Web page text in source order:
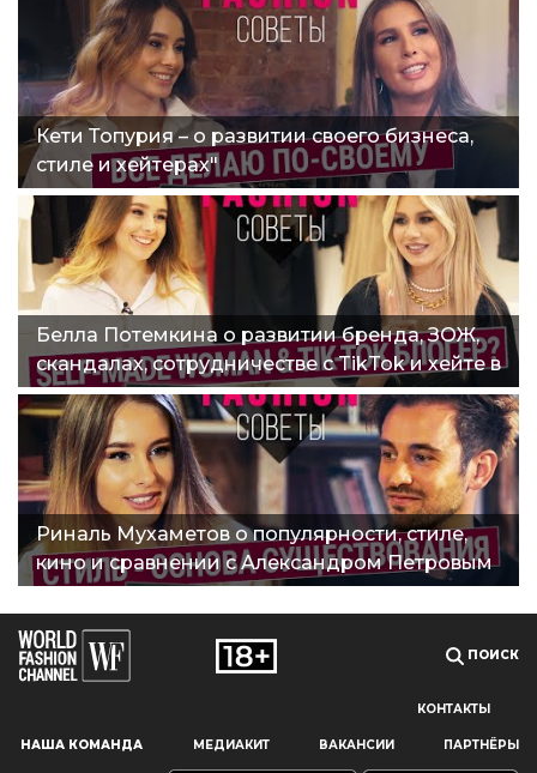
Наш сайт использует файлы cookie и похожие технологии,
Кети Топурия – о развитии своего бизнеса,
стиле и хейтерах"
Белла Потемкина о развитии бренда, ЗОЖ,
скандалах, сотрудничестве с TikTok и хейте в
Сети"
Риналь Мухаметов о популярности, стиле,
кино и сравнении с Александром Петровым
| Fashion советы"
ПОИСК
КОНТАКТЫ
НАША КОМАНДА МЕДИАКИТ ВАКАНСИИ ПАРТНЁРЫ